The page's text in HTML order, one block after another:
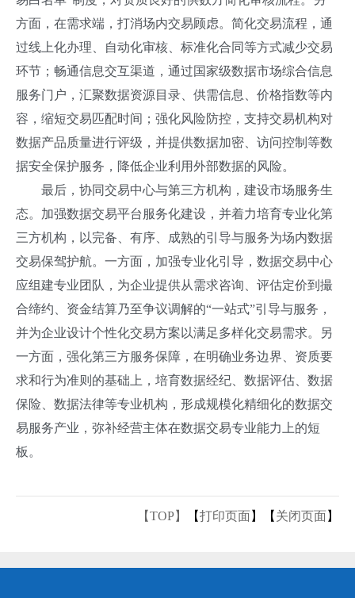
方面，在需求端，打消场内交易顾虑。简化交易流程，通
过线上化办理、自动化审核、标准化合同等方式减少交易
环节；畅通信息交互渠道，通过国家级数据市场综合信息
服务门户，汇聚数据资源目录、供需信息、价格指数等内
容，缩短交易匹配时间；强化风险防控，支持交易机构对
数据产品质量进行评级，并提供数据加密、访问控制等数
据安全保护服务，降低企业利用外部数据的风险。
最后，协同交易中心与第三方机构，建设市场服务生
态。加强数据交易平台服务化建设，并着力培育专业化第
三方机构，以完备、有序、成熟的引导与服务为场内数据
交易保驾护航。一方面，加强专业化引导，数据交易中心
应组建专业团队，为企业提供从需求咨询、评估定价到撮
合缔约、资金结算乃至争议调解的“一站式”引导与服务，
并为企业设计个性化交易方案以满足多样化交易需求。另
一方面，强化第三方服务保障，在明确业务边界、资质要
求和行为准则的基础上，培育数据经纪、数据评估、数据
保险、数据法律等专业机构，形成规模化精细化的数据交
易服务产业，弥补经营主体在数据交易专业能力上的短
板。
【TOP】 【打印页面】【 关闭页面】